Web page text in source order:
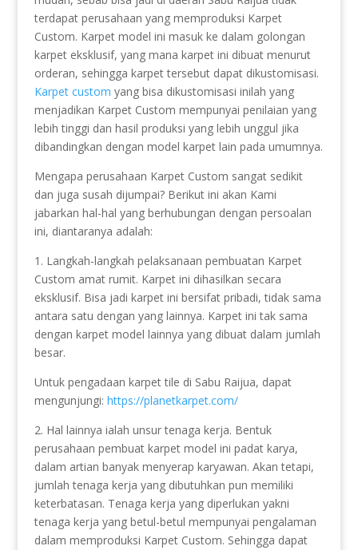
terdapat perusahaan yang memproduksi Karpet
Custom. Karpet model ini masuk ke dalam golongan
karpet eksklusif, yang mana karpet ini dibuat menurut
orderan, sehingga karpet tersebut dapat dikustomisasi.
Karpet custom yang bisa dikustomisasi inilah yang
menjadikan Karpet Custom mempunyai penilaian yang
lebih tinggi dan hasil produksi yang lebih unggul jika
dibandingkan dengan model karpet lain pada umumnya.
Mengapa perusahaan Karpet Custom sangat sedikit
dan juga susah dijumpai? Berikut ini akan Kami
jabarkan hal-hal yang berhubungan dengan persoalan
ini, diantaranya adalah:
1. Langkah-langkah pelaksanaan pembuatan Karpet
Custom amat rumit. Karpet ini dihasilkan secara
eksklusif. Bisa jadi karpet ini bersifat pribadi, tidak sama
antara satu dengan yang lainnya. Karpet ini tak sama
dengan karpet model lainnya yang dibuat dalam jumlah
besar.
Untuk pengadaan karpet tile di Sabu Raijua, dapat
mengunjungi: https://planetkarpet.com/
2. Hal lainnya ialah unsur tenaga kerja. Bentuk
perusahaan pembuat karpet model ini padat karya,
dalam artian banyak menyerap karyawan. Akan tetapi,
jumlah tenaga kerja yang dibutuhkan pun memiliki
keterbatasan. Tenaga kerja yang diperlukan yakni
tenaga kerja yang betul-betul mempunyai pengalaman
dalam memproduksi Karpet Custom. Sehingga dapat